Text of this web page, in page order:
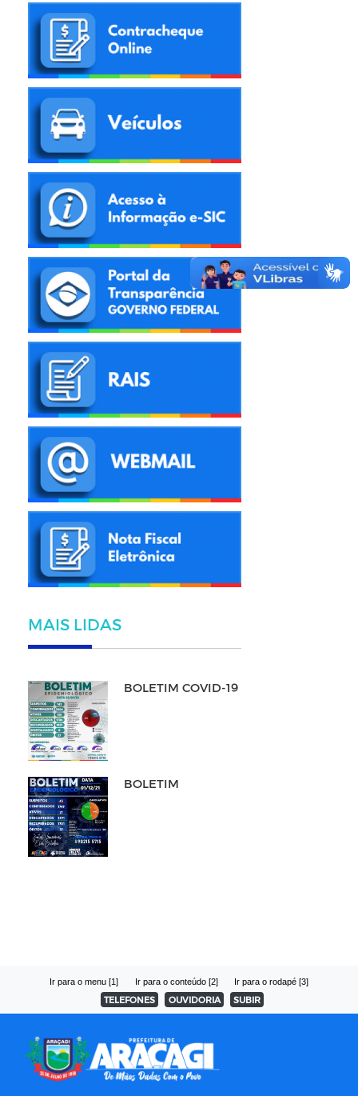
MAIS LIDAS
BOLETIM COVID-19
BOLETIM
Ir para o menu [1] Ir para o conteúdo [2] Ir para o rodapé [3]
TELEFONES OUVIDORIA SUBIR